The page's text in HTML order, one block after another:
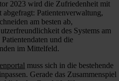
2023 wird die Zufriedenheit mit
Patientenverwaltung,
am besten ab,
des Systems am
und die
im Mittelfeld.
muss sich in die bestehende
Gerade das Zusammenspiel